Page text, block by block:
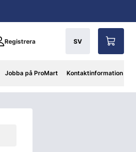
Registrera SV
Jobba på ProMart Kontaktinformation